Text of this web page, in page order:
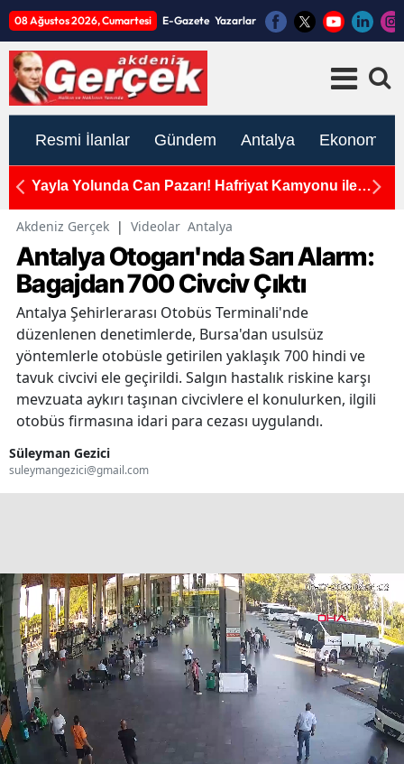
08 Ağustos 2026, Cumartesi E-Gazete Yazarlar
Resmi İlanlar Gündem Antalya Ekonomi
Yayla Yolunda Can Pazarı! Hafriyat Kamyonu ile
Akdeniz Gerçek | Videolar Antalya
Antalya Otogarı'nda Sarı Alarm:
Bagajdan 700 Civciv Çıktı
Antalya Şehirlerarası Otobüs Terminali'nde
düzenlenen denetimlerde, Bursa'dan usulsüz
yöntemlerle otobüsle getirilen yaklaşık 700 hindi ve
tavuk civcivi ele geçirildi. Salgın hastalık riskine karşı
mevzuata aykırı taşınan civcivlere el konulurken, ilgili
otobüs firmasına idari para cezası uygulandı.
Süleyman Gezici
suleymangezici@gmail.com